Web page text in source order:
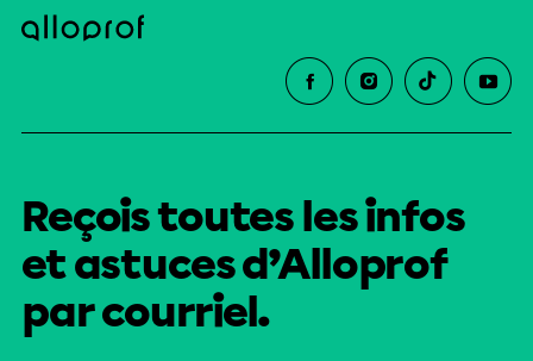
Reçois toutes les infos
et astuces d’Alloprof
par courriel.